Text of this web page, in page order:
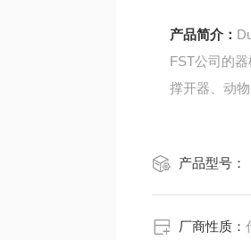
产品简介：
FST公司的
撑开器、动
产品型号：
厂商性质：